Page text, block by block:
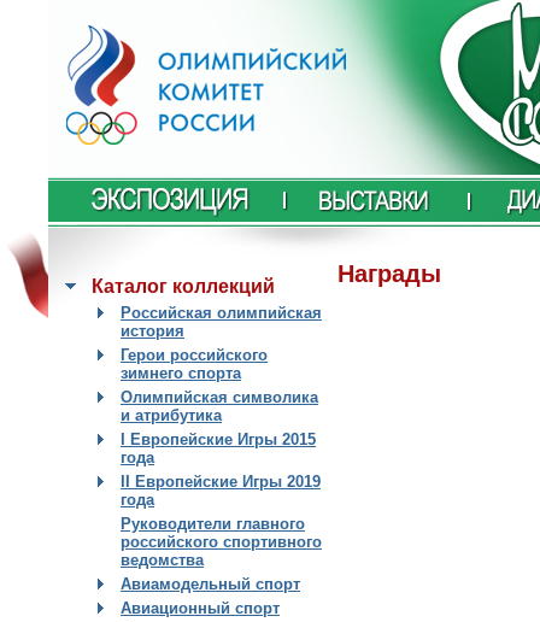
Каталог коллекций
Российская олимпийская
история
Герои российского
зимнего спорта
Олимпийская символика
и атрибутика
I Европейские Игры 2015
года
II Европейские Игры 2019
года
Руководители главного
российского спортивного
ведомства
Авиамодельный спорт
Авиационный спорт
Награды